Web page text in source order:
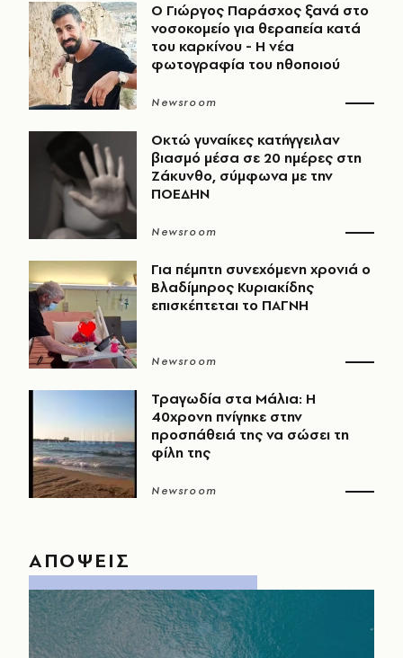
O Γιώργος Παράσχος ξανά στο
νοσοκομείο για θεραπεία κατά
του καρκίνου - Η νέα
φωτογραφία του ηθοποιού
Newsroom
Οκτώ γυναίκες κατήγγειλαν
βιασμό μέσα σε 20 ημέρες στη
Ζάκυνθο, σύμφωνα με την
ΠΟΕΔΗΝ
Newsroom
Για πέμπτη συνεχόμενη χρονιά ο
Βλαδίμηρος Κυριακίδης
επισκέπτεται το ΠΑΓΝΗ
Newsroom
Τραγωδία στα Μάλια: Η
40χρονη πνίγηκε στην
προσπάθειά της να σώσει τη
φίλη της
Newsroom
ΑΠΟΨΕΙΣ